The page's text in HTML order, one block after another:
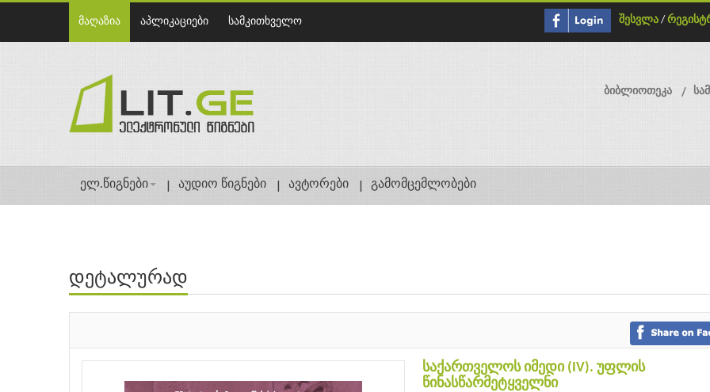
მაღაზია აპლიკაციები სამკითხველო შესვლა /
ბიბლიოთეკა
ელ.წიგნები აუდიო წიგნები ავტორები გამომცემლობები
დეტალურად
საქართველოს იმედი (IV). უფლის
წინასწარმეტყველნი